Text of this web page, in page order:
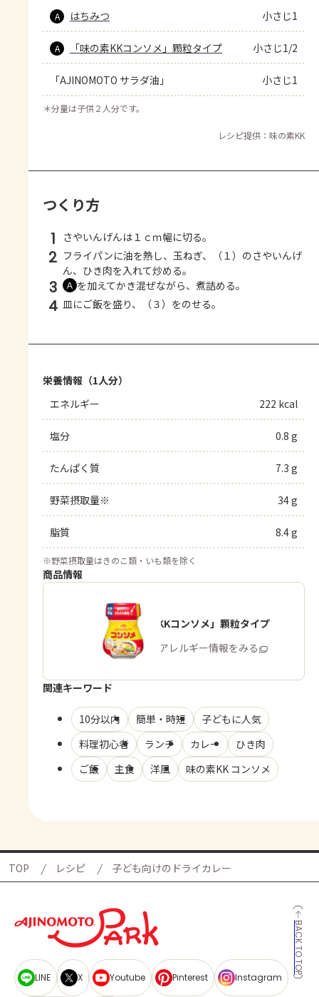
A はちみつ 小さじ1
A 「味の素KKコンソメ」顆粒タイプ 小さじ1/2
「AJINOMOTO サラダ油」 小さじ1
＊分量は子供２人分です。
レシピ提供：味の素KK
つくり方
1 さやいんげんは１ｃｍ幅に切る。
2 フライパンに油を熱し、玉ねぎ、（１）のさやいんげ
ん、ひき肉を入れて炒める。
3 Ａ を加えてかき混ぜながら、煮詰める。
4 皿にご飯を盛り、（３）をのせる。
栄養情報（1人分）
エネルギー
222 kcal
塩分 0.8 g
たんぱく質 7.3 g
野菜摂取量※ 34 g
脂質 8.4 g
※野菜摂取量はきのこ類・いも類を除く
商品情報
「味の素KKコンソメ」顆粒タイプ
商品・アレルギー情報をみる
関連キーワード
10分以内 簡単・時短
子どもに人気
料理初心者
ランチ カレー
ひき肉
ご飯
主食 洋風 味の素KK コンソメ
TOP レシピ 子ども向けのドライカレー
BACK TO TOP
LINE X Youtube Pinterest Instagram